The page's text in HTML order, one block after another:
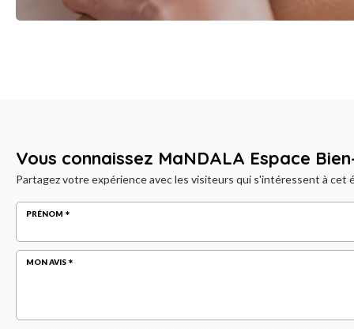
Vous connaissez MaNDALA Espace
Partagez votre expérience avec les visiteurs qui s'intéressent à cet
PRÉNOM
MON AVIS